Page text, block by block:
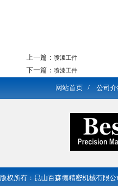
上一篇： 喷漆工件
下一篇： 喷漆工件
网站首页 / 公司介
版权所有：昆山百森德精密机械有限